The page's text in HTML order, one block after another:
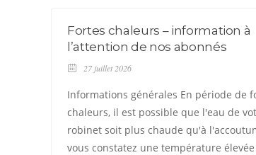
Fortes chaleurs – information à
l’attention de nos abonnés
27 juillet 2026
Informations générales En période de
chaleurs, il est possible que l'eau de
robinet soit plus chaude qu'à
vous constatez une température